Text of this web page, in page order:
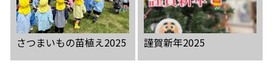
さつまいもの苗植え2025 謹賀新年2025